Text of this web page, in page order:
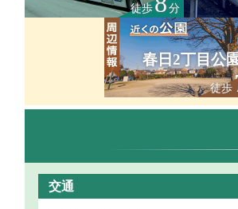
徒歩 分
春日2丁目公
徒歩
交通